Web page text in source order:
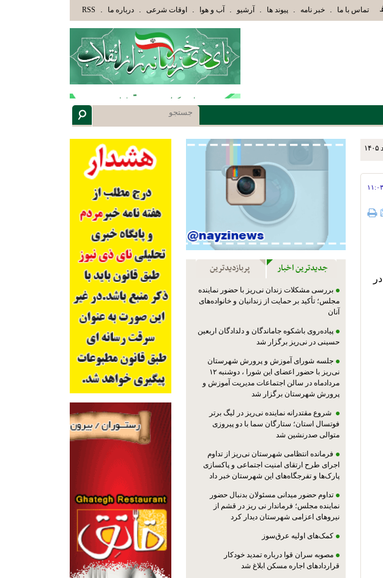
الْأَلْبَابِ» عاقلان هدایت یافته،حرفها را میشنوند و سپس بهترین را انتخاب میکنند(سوره مبارکه زمر آیه 18)
تماس با ما . خبر نامه . پیوند ها . آرشیو . آب و هوا . اوقات شرعی . درباره ما .
RSS
جدیدترین اخبار پربازدیدترین
بررسی مشکلات زندان نی‌ریز با حضور نماینده
مجلس؛ تأکید بر حمایت از زندانیان و خانواده‌های
آنان
پیاده‌روی باشکوه جاماندگان و دلدادگان اربعین
حسینی در نی‌ریز برگزار شد
جلسه شورای آموزش و پرورش شهرستان
نی‌ریز با حضور اعضای این شورا ، دوشنبه ۱۲
مردادماه در سالن اجتماعات مدیریت آموزش و
پرورش شهرستان برگزار شد
شروع مقتدرانه نماینده نی‌ریز در لیگ برتر
فوتسال استان؛ ستارگان سما با دو پیروزی
متوالی صدرنشین شد
فرمانده انتظامی شهرستان نی‌ریز از تداوم
اجرای طرح ارتقای امنیت اجتماعی و پاکسازی
پارک‌ها و تفرجگاه‌های این شهرستان خبر داد
تداوم حضور میدانی مسئولان بدنبال حضور
نماینده مجلس؛ فرماندار نی ریز در قشم از
نیروهای اعزامی شهرستان دیدار کرد
کمک‌های اولیه عرق‌سوز
مصوبه سران قوا درباره تمدید خودکار
قراردادهای اجاره مسکن ابلاغ شد